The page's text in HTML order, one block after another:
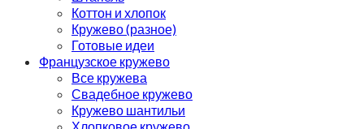
Коттон и хлопок
Кружево (разное)
Готовые идеи
Французское кружево
Все кружева
Свадебное кружево
Кружево шантильи